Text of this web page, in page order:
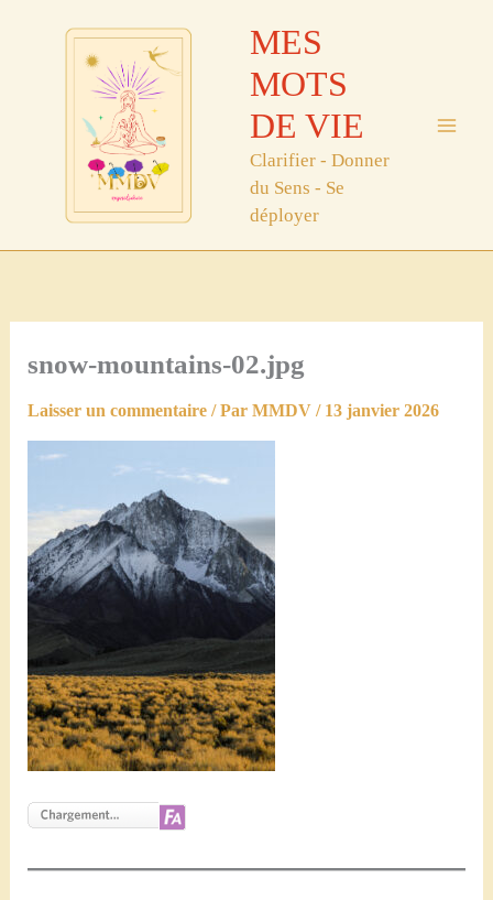
MES
MOTS
DE VIE
Clarifier - Donner
du Sens - Se
déployer
snow-mountains-02.jpg
Laisser un commentaire / Par MMDV / 13 janvier 2026